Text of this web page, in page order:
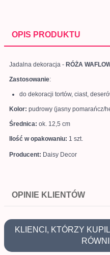
OPIS PRODUKTU
Jadalna dekoracja - RÓŻA
Zastosowanie:
do dekoracji tortów, ciast,
Kolor: pudrowy (jasny pomarańcz/
Średnica: ok. 12,5 cm
Ilość w opakowaniu: 1 szt.
Producent: Daisy Decor
OPINIE KLIENTÓW
KLIENCI, KTÓRZY